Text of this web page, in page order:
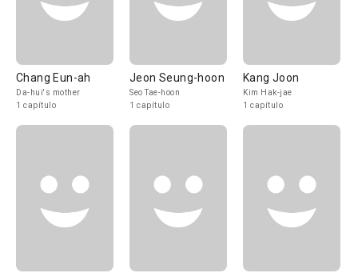
Chang Eun-ah
Da-hui's mother
1 capítulo
Jeon Seung-hoon
Seo Tae-hoon
1 capítulo
Kang Joon
Kim Hak-jae
1 capítulo